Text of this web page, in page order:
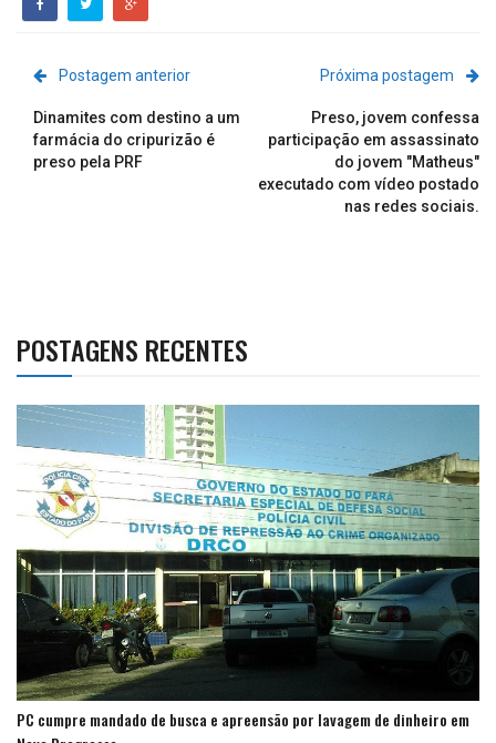
Postagem anterior
Dinamites com destino a um
farmácia do cripurizão é
preso pela PRF
Próxima postagem
Preso, jovem confessa
participação em assassinato
do jovem "Matheus"
executado com vídeo postado
nas redes sociais.
POSTAGENS RECENTES
PC cumpre mandado de busca e apreensão por lavagem de dinheiro em